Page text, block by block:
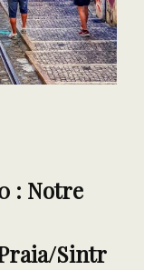
: Notre
Sintr